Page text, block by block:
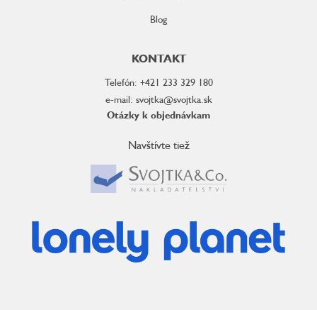
Blog
KONTAKT
Telefón: +421 233 329 180
e-mail: svojtka@svojtka.sk
Otázky k objednávkam
Navštívte tiež